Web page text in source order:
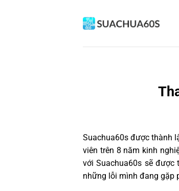
Suachua60s được thành
viên trên 8 năm kinh
với Suachua60s sẽ
những lỗi mình đang gặp